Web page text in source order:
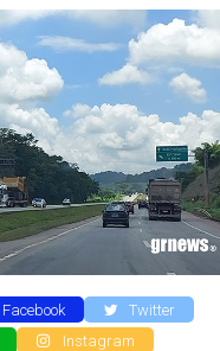
Facebook
Twitter
Instagram